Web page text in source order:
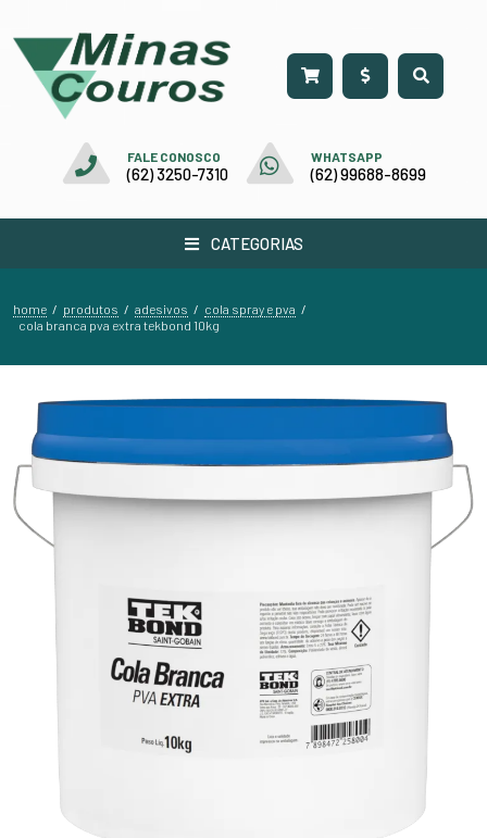
FALE CONOSCO
(62) 3250-7310
WHATSAPP
(62) 99688-8699
CATEGORIAS
home / produtos / adesivos / cola spray e pva /
cola branca pva extra tekbond 10kg